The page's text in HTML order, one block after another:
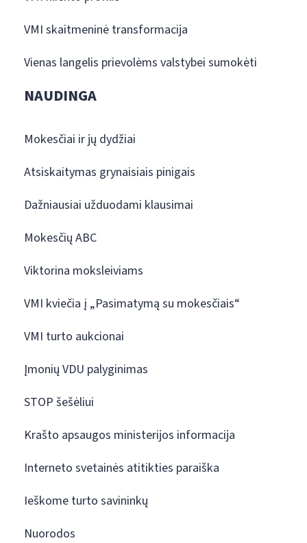
VMI skaitmeninė transformacija
Vienas langelis prievolėms valstybei sumokėti
NAUDINGA
Mokesčiai ir jų dydžiai
Atsiskaitymas grynaisiais pinigais
Dažniausiai užduodami klausimai
Mokesčių ABC
Viktorina moksleiviams
VMI kviečia į „Pasimatymą su mokesčiais“
VMI turto aukcionai
Įmonių VDU palyginimas
STOP šešėliui
Krašto apsaugos ministerijos informacija
Interneto svetainės atitikties paraiška
Ieškome turto savininkų
Nuorodos